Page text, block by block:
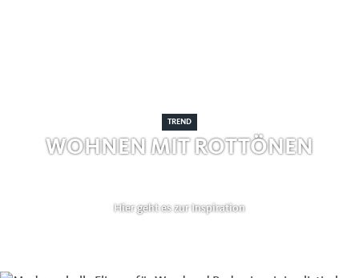
TREND
WOHNEN MIT ROTTÖNEN
Hier geht es zur Inspiration